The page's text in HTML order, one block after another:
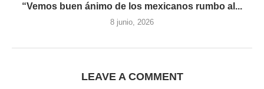
“Vemos buen ánimo de los mexicanos rumbo al...
8 junio, 2026
LEAVE A COMMENT